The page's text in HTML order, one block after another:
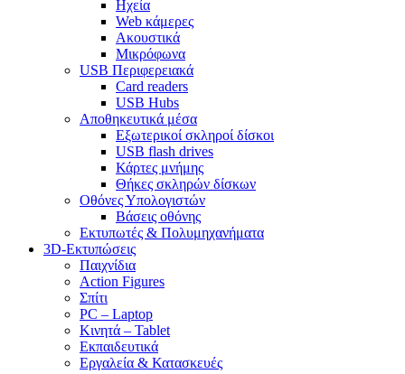
Ηχεία
Web κάμερες
Ακουστικά
Μικρόφωνα
USB Περιφερειακά
Card readers
USB Hubs
Αποθηκευτικά μέσα
Εξωτερικοί σκληροί δίσκοι
USB flash drives
Κάρτες μνήμης
Θήκες σκληρών δίσκων
Οθόνες Υπολογιστών
Βάσεις οθόνης
Εκτυπωτές & Πολυμηχανήματα
3D-Εκτυπώσεις
Παιχνίδια
Action Figures
Σπίτι
PC – Laptop
Κινητά – Tablet
Εκπαιδευτικά
Εργαλεία & Κατασκευές